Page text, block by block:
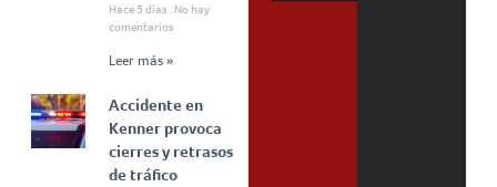
Hace 5 días
No hay
comentarios
Leer más »
Accidente en
Kenner provoca
cierres y retrasos
de tráfico